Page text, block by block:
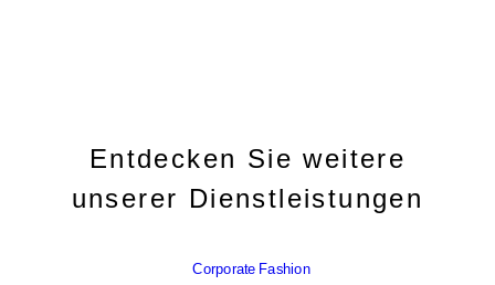
Entdecken Sie weitere
unserer Dienstleistungen
Corporate Fashion